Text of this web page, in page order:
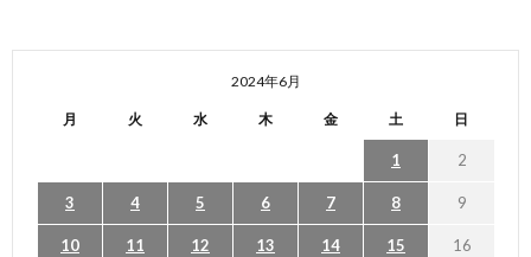
2024年6月
月 火 水 木 金 土 日
1 2
3 4 5 6 7 8 9
10 11 12 13 14 15 16